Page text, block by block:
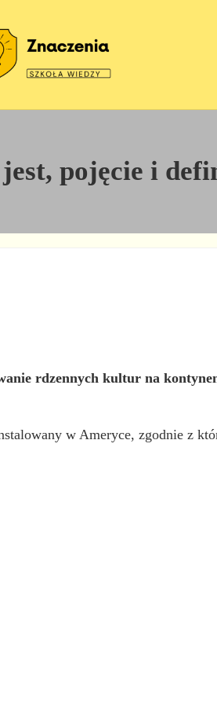
pojęcie i
rdzennych kultur na
w Ameryce, zgodnie z